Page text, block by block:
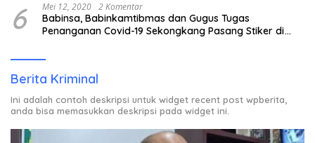
6 Mei 12, 2020 2 Komentar
Babinsa, Babinkamtibmas dan Gugus Tugas
Penanganan Covid-19 Sekongkang Pasang Stiker di
Berita Kriminal
Ini adalah contoh deskripsi untuk widget recent post wpberita,
anda bisa memasukkan deskripsi pada widget ini.